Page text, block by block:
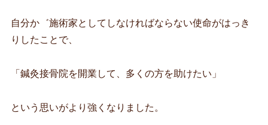
自分か゛施術家としてしなければならない使命がはっき
りしたことで、
「鍼灸接骨院を開業して、多くの方を助けたい」
という思いがより強くなりました。